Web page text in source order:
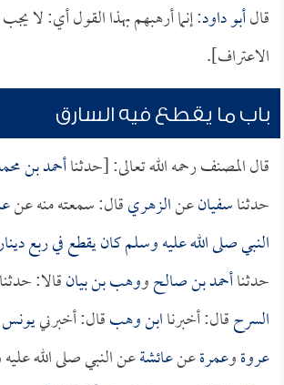
قالأبو داود: إنما أرهبهم بهذا القول أي: لا
الاعتراف].
باب ما يقطع فيه السارق
قال المصنف رحمه الله تعالى: [حدثناأحمد بن
حدثناسفيانعنالزهريقال: سمعته منه عن
النبي صلى الله عليه وسلم كان يقطع في ربع
حدثناأحمد بن صالحووهب بن بيانقالا:
السرحقال: أخبرناابن وهبقال: أخبرنييونس
عروةوعمرةعنعائشةعن النبي صلى الله